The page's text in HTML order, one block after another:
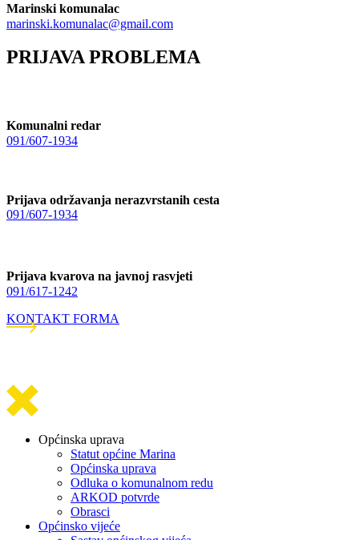
Marinski komunalac
marinski.komunalac@gmail.com
PRIJAVA PROBLEMA
Komunalni redar
091/607-1934
Prijava održavanja nerazvrstanih cesta
091/607-1934
Prijava kvarova na javnoj rasvjeti
091/617-1242
KONTAKT FORMA
Općinska uprava
Statut općine Marina
Općinska uprava
Odluka o komunalnom redu
ARKOD potvrde
Obrasci
Općinsko vijeće